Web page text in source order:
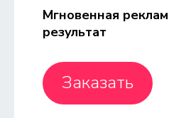
Мгновенная
результат
Заказать